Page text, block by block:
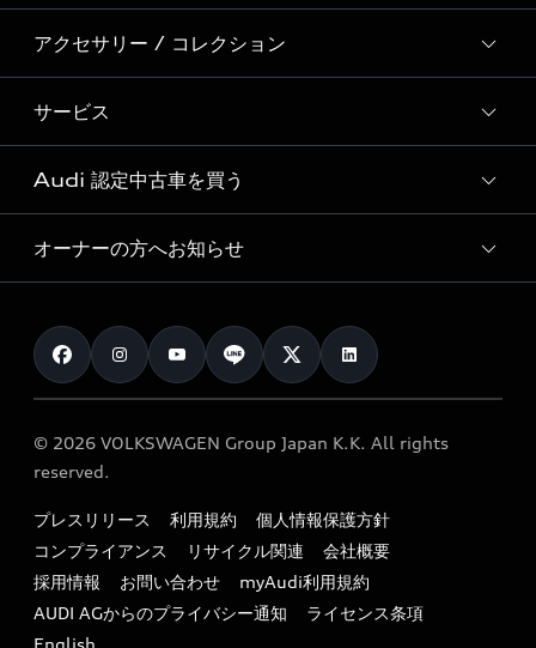
Audi Sport
Formula 1®
デジタルサービス
新車在庫検索
試乗車・展示車検索
見積り依頼
試乗予約
モデル一覧
特別仕様モデル / 限定モデル
e-tronラインアップ
価格シミュレーション
車両比較
カタログ一覧
アクセサリー / コレクション
純正アクセサリー
オンラインショップ
Audi collection
アウディナビアプリ
サービス
サービス入庫予約
サービスプログラム
メンテナンス
車検 / 定期点検
e-tronアフターサポート
myAudi
Audi 認定中古車を買う
Audi認定中古車
クオリティ
保証
メンテナンス
ファイナンス
キャンペーン / イベント
買取査定
オーナーの方へお知らせ
お知らせ
オーナー様向けキャンペーン
特定整備適用車一覧
リサイクル法
よくある質問（FAQ）
© 2026 VOLKSWAGEN Group Japan K.K. All rights
reserved.
プレスリリース 利用規約
個人情報保護方針
コンプライアンス
リサイクル関連
会社概要
採用情報
お問い合わせ
myAudi利用規約
AUDI AGからのプライバシー通知
ライセンス条項
English